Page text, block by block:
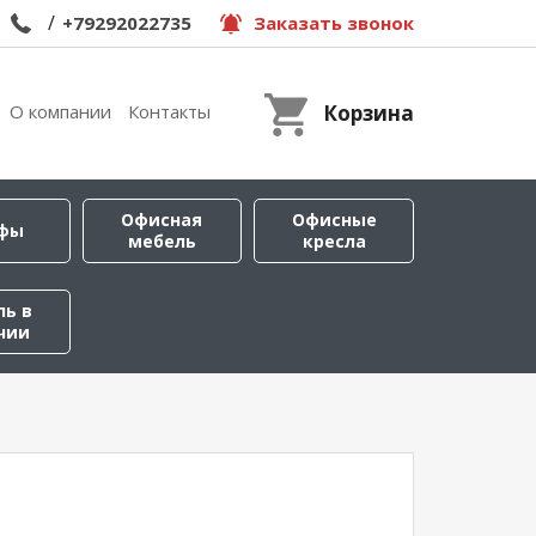
/ +79292022735 Заказать звонок
О компании Контакты Корзина
Офисная
мебель
Офисные
кресла
в